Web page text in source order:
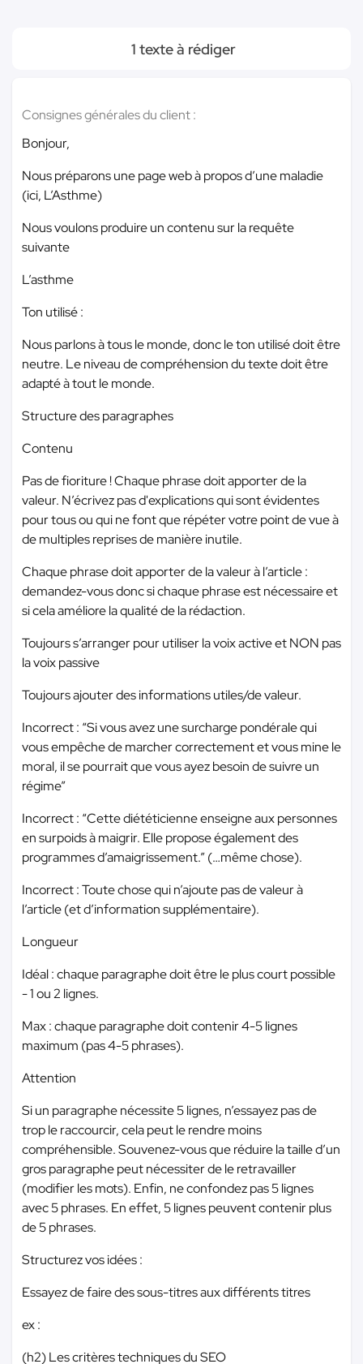
1 texte à rédiger
Consignes générales du client :
Bonjour,
Nous préparons une page web à propos d’une maladie
(ici, L’Asthme)
Nous voulons produire un contenu sur la requête
suivante
L’asthme
Ton utilisé :
Nous parlons à tous le monde, donc le ton utilisé doit être
neutre. Le niveau de compréhension du texte doit être
adapté à tout le monde.
Structure des paragraphes
Contenu
Pas de fioriture ! Chaque phrase doit apporter de la
valeur. N’écrivez pas d'explications qui sont évidentes
pour tous ou qui ne font que répéter votre point de vue à
de multiples reprises de manière inutile.
Chaque phrase doit apporter de la valeur à l’article :
demandez-vous donc si chaque phrase est nécessaire et
si cela améliore la qualité de la rédaction.
Toujours s’arranger pour utiliser la voix active et NON pas
la voix passive
Toujours ajouter des informations utiles/de valeur.
Incorrect : “Si vous avez une surcharge pondérale qui
vous empêche de marcher correctement et vous mine le
moral, il se pourrait que vous ayez besoin de suivre un
régime”
Incorrect : “Cette diététicienne enseigne aux personnes
en surpoids à maigrir. Elle propose également des
programmes d’amaigrissement.” (…même chose).
Incorrect : Toute chose qui n’ajoute pas de valeur à
l’article (et d’information supplémentaire).
Longueur
Idéal : chaque paragraphe doit être le plus court possible
- 1 ou 2 lignes.
Max : chaque paragraphe doit contenir 4-5 lignes
maximum (pas 4-5 phrases).
Attention
Si un paragraphe nécessite 5 lignes, n’essayez pas de
trop le raccourcir, cela peut le rendre moins
compréhensible. Souvenez-vous que réduire la taille d’un
gros paragraphe peut nécessiter de le retravailler
(modifier les mots). Enfin, ne confondez pas 5 lignes
avec 5 phrases. En effet, 5 lignes peuvent contenir plus
de 5 phrases.
Structurez vos idées :
Essayez de faire des sous-titres aux différents titres
ex :
(h2) Les critères techniques du SEO